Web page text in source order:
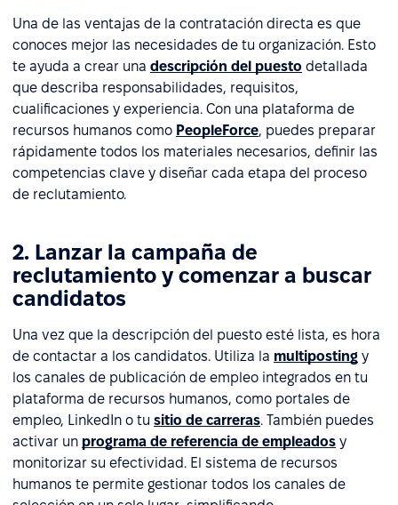
Una de las ventajas de la contratación directa es que
conoces mejor las necesidades de tu organización. Esto
te ayuda a crear una descripción del puesto detallada
que describa responsabilidades, requisitos,
cualificaciones y experiencia. Con una plataforma de
recursos humanos como PeopleForce, puedes preparar
rápidamente todos los materiales necesarios, definir las
competencias clave y diseñar cada etapa del proceso
de reclutamiento.
2. Lanzar la campaña de
reclutamiento y comenzar a buscar
candidatos
Una vez que la descripción del puesto esté lista, es hora
de contactar a los candidatos. Utiliza la multiposting y
los canales de publicación de empleo integrados en tu
plataforma de recursos humanos, como portales de
empleo, LinkedIn o tu sitio de carreras. También puedes
activar un programa de referencia de empleados y
monitorizar su efectividad. El sistema de recursos
humanos te permite gestionar todos los canales de